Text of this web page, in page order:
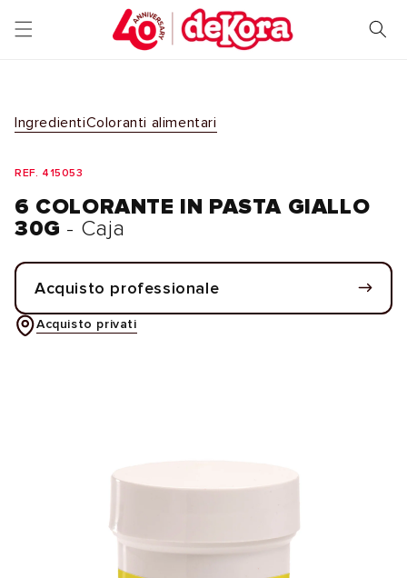
direttamente
ai contenuti
IngredientiColoranti alimentari
REF. 415053
6 COLORANTE IN PASTA GIALLO
30G - Caja
Acquisto professionale
Acquisto privati